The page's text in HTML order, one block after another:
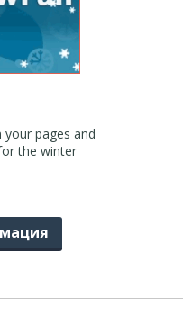
pages and
the winter